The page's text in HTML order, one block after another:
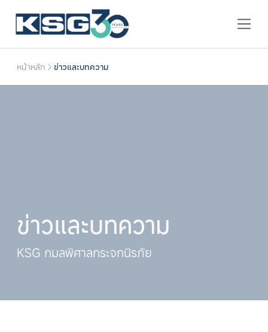
หน้าหลัก ข่าวและบทความ
ข่าวและบทความ
KSG กมลพิศาลกระจกนิรภัย